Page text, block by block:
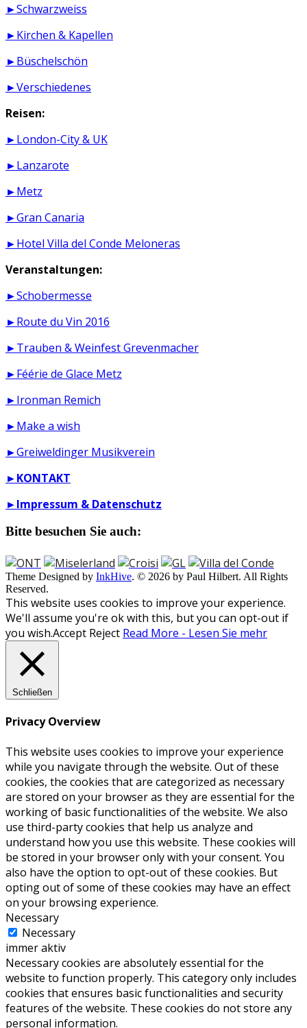
►Schwarzweiss
►Kirchen & Kapellen
►Büschelschön
►Verschiedenes
Reisen:
►London-City & UK
►Lanzarote
►Metz
►Gran Canaria
►Hotel Villa del Conde Meloneras
Veranstaltungen:
►Schobermesse
►Route du Vin 2016
►Trauben & Weinfest Grevenmacher
►Féérie de Glace Metz
►Ironman Remich
►Make a wish
►Greiweldinger Musikverein
►KONTAKT
►Impressum & Datenschutz
Bitte besuchen Sie auch:
Theme Designed by InkHive. © 2026 by Paul Hilbert. All Rights
Reserved.
This website uses cookies to improve your experience.
We'll assume you're ok with this, but you can opt-out if
you wish.Accept Reject Read More - Lesen Sie mehr
Schließen
Privacy Overview
This website uses cookies to improve your experience
while you navigate through the website. Out of these
cookies, the cookies that are categorized as necessary
are stored on your browser as they are essential for the
working of basic functionalities of the website. We also
use third-party cookies that help us analyze and
understand how you use this website. These cookies will
be stored in your browser only with your consent. You
also have the option to opt-out of these cookies. But
opting out of some of these cookies may have an effect
on your browsing experience.
Necessary
Necessary
immer aktiv
Necessary cookies are absolutely essential for the
website to function properly. This category only includes
cookies that ensures basic functionalities and security
features of the website. These cookies do not store any
personal information.